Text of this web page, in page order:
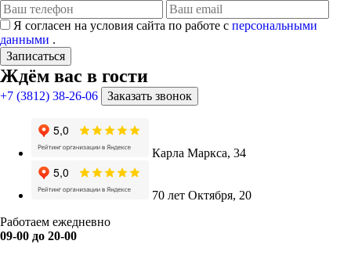
Я согласен на условия сайта по работе с персональными
данными .
Записаться
Ждём вас в гости
+7 (3812) 38-26-06 Заказать звонок
Карла Маркса, 34
70 лет Октября, 20
Работаем ежедневно
09-00 до 20-00